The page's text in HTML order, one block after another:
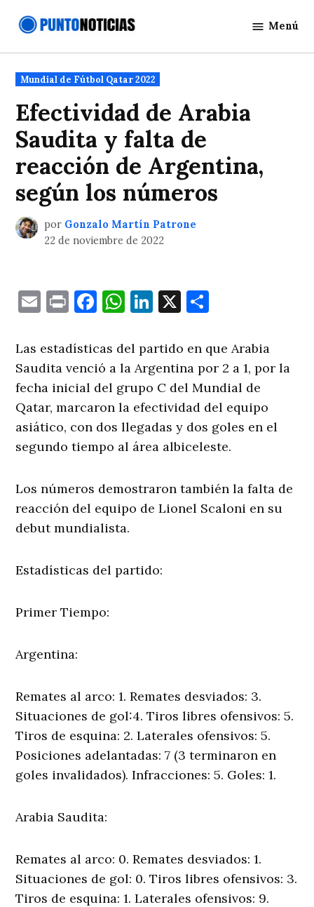
Noticias
Menú
Publicado
en
Mundial de Fútbol Qatar 2022
Efectividad de Arabia
Saudita y falta de
reacción de Argentina,
según los números
por Gonzalo Martín Patrone
22 de noviembre de 2022
EmailPrintFacebook
WhatsApp
LinkedIn
X
Las estadísticas del partido en que Arabia
Saudita venció a la Argentina por 2 a 1, por la
fecha inicial del grupo C del Mundial de
Qatar, marcaron la efectividad del equipo
asiático, con dos llegadas y dos goles en el
segundo tiempo al área albiceleste.
Los números demostraron también la falta de
reacción del equipo de Lionel Scaloni en su
debut mundialista.
Estadísticas del partido:
Primer Tiempo:
Argentina:
Remates al arco: 1. Remates desviados: 3.
Situaciones de gol:4. Tiros libres ofensivos: 5.
Tiros de esquina: 2. Laterales ofensivos: 5.
Posiciones adelantadas: 7 (3 terminaron en
goles invalidados). Infracciones: 5. Goles: 1.
Arabia Saudita:
Remates al arco: 0. Remates desviados: 1.
Situaciones de gol: 0. Tiros libres ofensivos: 3.
Tiros de esquina: 1. Laterales ofensivos: 9.